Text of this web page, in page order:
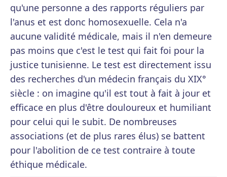
qu'une personne a des rapports réguliers par
l'anus et est donc homosexuelle. Cela n'a
aucune validité médicale, mais il n'en demeure
pas moins que c'est le test qui fait foi pour la
justice tunisienne. Le test est directement issu
des recherches d'un médecin français du XIX°
siècle : on imagine qu'il est tout à fait à jour et
efficace en plus d'être douloureux et humiliant
pour celui qui le subit. De nombreuses
associations (et de plus rares élus) se battent
pour l'abolition de ce test contraire à toute
éthique médicale.